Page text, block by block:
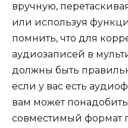
вручную,
или используя
помнить, что для
аудиозаписей в
должны быть
если у вас есть
вам может
совместимый формат